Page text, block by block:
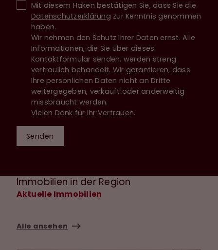
Mit diesem Haken bestätigen Sie, dass Sie die
Datenschutzerklärung zur Kenntnis genommen
haben.
Wir nehmen den Schutz Ihrer Daten ernst. Alle
Informationen, die Sie über dieses
Kontaktformular senden, werden streng
vertraulich behandelt. Wir garantieren, dass
Ihre persönlichen Daten nicht an Dritte
weitergegeben, verkauft oder anderweitig
missbraucht werden.
Vielen Dank für Ihr Vertrauen.
Senden
Immobilien in der Region
Aktuelle Immobilien
Alle ansehen